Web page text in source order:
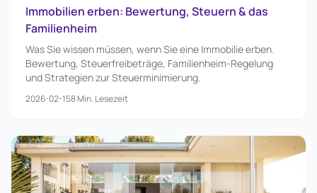
Immobilien erben: Bewertung, Steuern & das
Familienheim
Was Sie wissen müssen, wenn Sie eine Immobilie erben.
Bewertung, Steuerfreibeträge, Familienheim-Regelung
und Strategien zur Steuerminimierung.
2026-02-158Min. Lesezeit